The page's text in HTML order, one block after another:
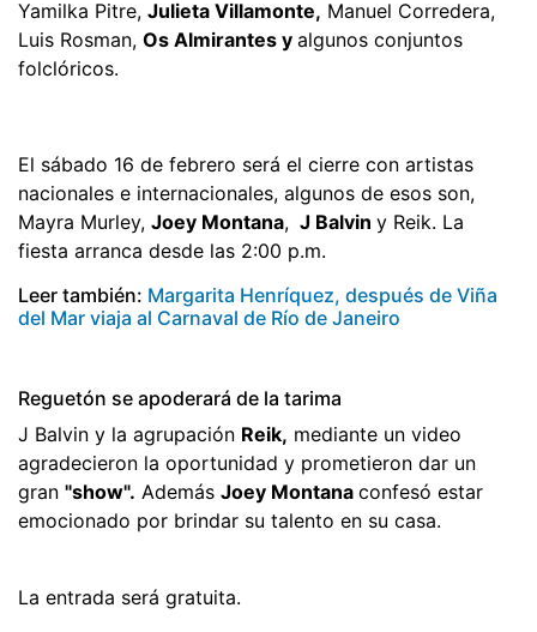
Yamilka Pitre, Julieta Villamonte, Manuel Corredera,
Luis Rosman, Os Almirantes y algunos conjuntos
folclóricos.
El sábado 16 de febrero será el cierre con artistas
nacionales e internacionales, algunos de esos son,
Mayra Murley, Joey Montana, J Balvin y Reik. La
fiesta arranca desde las 2:00 p.m.
Leer también: Margarita Henríquez, después de Viña
del Mar viaja al Carnaval de Río de Janeiro
Reguetón se apoderará de la tarima
J Balvin y la agrupación Reik, mediante un video
agradecieron la oportunidad y prometieron dar un
gran "show". Además Joey Montana confesó estar
emocionado por brindar su talento en su casa.
La entrada será gratuita.